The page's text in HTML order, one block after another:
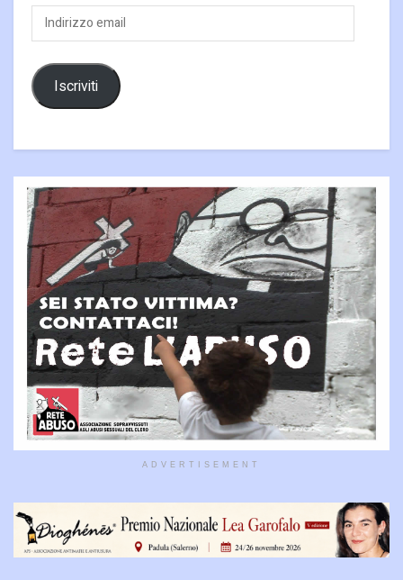
Indirizzo
email
Iscriviti
ADVERTISEMENT